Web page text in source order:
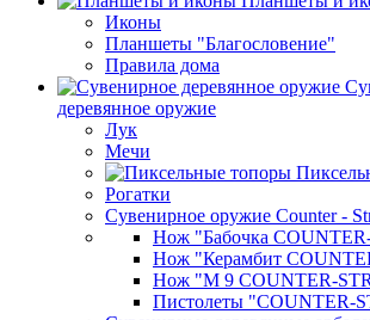
Иконы
Планшеты "Благословение"
Правила дома
деревянное оружие
Лук
Мечи
Рогатки
Сувенирное оружие Counter -
Нож "Бабочка
Нож "Керамбит
Нож "М 9 COUNTER-
Пистолеты "COUNTER-